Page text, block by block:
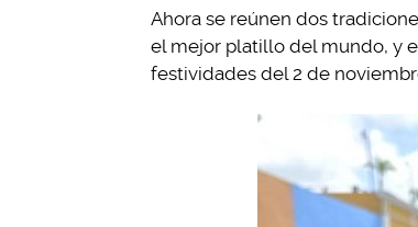
Ahora se reúnen dos
el mejor platillo del mundo, y
festividades del 2 de